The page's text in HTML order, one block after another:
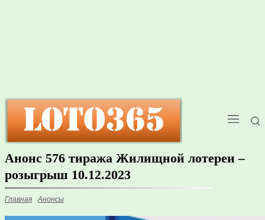
Анонс 576 тиража Жилищной лотереи –
розыгрыш 10.12.2023
Главная Анонсы